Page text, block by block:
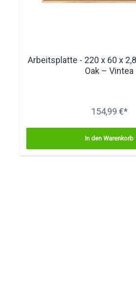
Arbeitsplatte - 220 x 60 x
Oak – Vintea
154,99 €*
In den Warenkorb